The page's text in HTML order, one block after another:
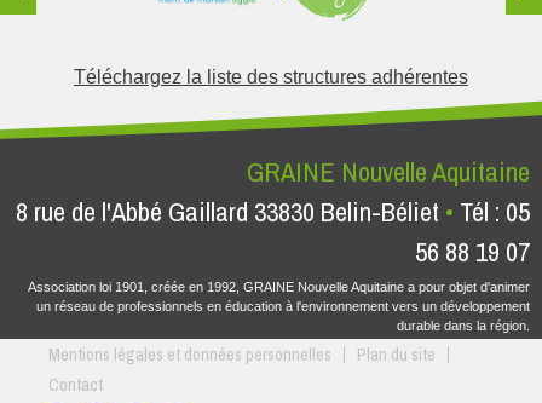
Téléchargez la liste des structures adhérentes
GRAINE Nouvelle Aquitaine
8 rue de l'Abbé Gaillard 33830 Belin-Béliet
Tél : 05
56 88 19 07
Association loi 1901, créée en 1992, GRAINE Nouvelle Aquitaine a pour objet d'animer
un réseau de professionnels en éducation à l'environnement vers un développement
durable dans la région.
Mentions légales et données personnelles
Plan du site
Contact